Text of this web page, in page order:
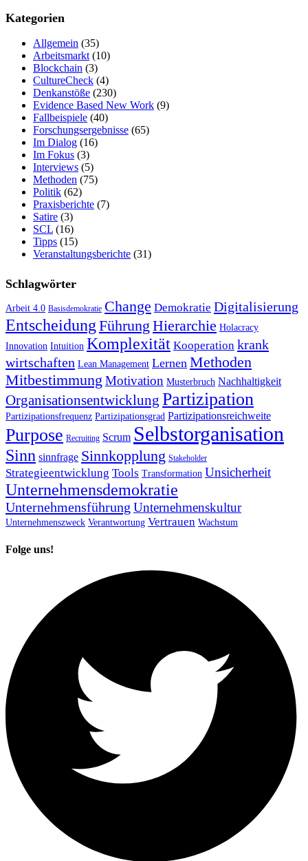
Kategorien
Allgemein (35)
Arbeitsmarkt (10)
Blockchain (3)
CultureCheck (4)
Denkanstöße (230)
Evidence Based New Work (9)
Fallbeispiele (40)
Forschungsergebnisse (65)
Im Dialog (16)
Im Fokus (3)
Interviews (5)
Methoden (75)
Politik (62)
Praxisberichte (7)
Satire (3)
SCL (16)
Tipps (15)
Veranstaltungsberichte (31)
Schlagwörter
Arbeit 4.0 Basisdemokratie Change Demokratie Digitalisierung
Entscheidung Führung Hierarchie Holacracy
Innovation Intuition Komplexität Kooperation krank
wirtschaften Lean Management Lernen Methoden
Mitbestimmung Motivation Musterbruch Nachhaltigkeit
Organisationsentwicklung Partizipation
Partizipationsfrequenz Partizipationsgrad Partizipationsreichweite
Purpose Recruiting Scrum Selbstorganisation
Sinn sinnfrage Sinnkopplung Stakeholder
Strategieentwicklung Tools Transformation Unsicherheit
Unternehmensdemokratie
Unternehmensführung Unternehmenskultur
Unternehmenszweck Verantwortung Vertrauen Wachstum
Folge uns!